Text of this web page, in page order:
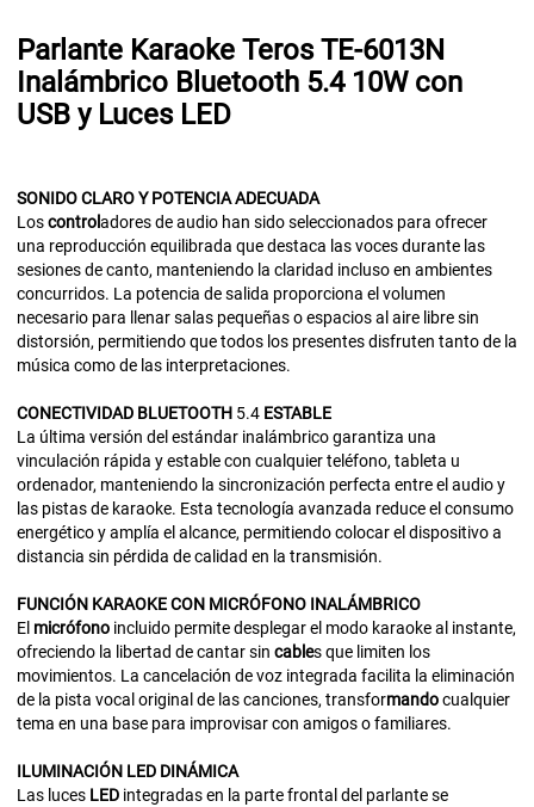
Parlante Karaoke Teros TE-6013N
Inalámbrico Bluetooth 5.4 10W con
USB y Luces LED
SONIDOCLARO Y POTENCIAADECUADA
Loscontroladores de audio han sido seleccionados para ofrecer
una reproducción equilibrada que destaca las voces durante las
sesiones de canto, manteniendo la claridad incluso en ambientes
concurridos. La potencia de salida proporciona el volumen
necesario para llenar salas pequeñas o espacios al aire libre sin
distorsión, permitiendo que todos los presentes disfruten tanto de la
música como de las interpretaciones.
CONECTIVIDAD BLUETOOTH 5.4 ESTABLE
La última versión del estándar inalámbrico garantiza una
vinculación rápida y estable con cualquier teléfono, tableta u
ordenador, manteniendo la sincronización perfecta entre el audio y
las pistas de karaoke. Esta tecnología avanzada reduce el consumo
energético y amplía el alcance, permitiendo colocar el dispositivo a
distancia sin pérdida de calidad en la transmisión.
FUNCIÓN KARAOKECON MICRÓFONO INALÁMBRICO
El micrófono incluido permite desplegar el modo karaoke al instante,
ofreciendo la libertad de cantar sin cables que limiten los
movimientos. La cancelación de voz integrada facilita la eliminación
de la pista vocal original de las canciones, transformandocualquier
tema en una base para improvisar con amigos o familiares.
ILUMINACIÓN LED DINÁMICA
Las luces LED integradas en la parte frontal del parlante se